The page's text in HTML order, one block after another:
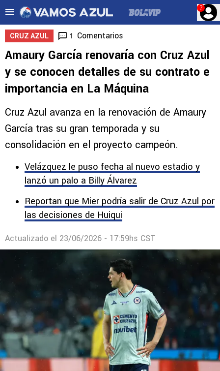
?
CRUZ AZUL 1 Comentarios
Amaury García renovaría con Cruz Azul
y se conocen detalles de su contrato e
importancia en La Máquina
Cruz Azul avanza en la renovación de Amaury
García tras su gran temporada y su
consolidación en el proyecto campeón.
Velázquez le puso fecha al nuevo estadio y
lanzó un palo a Billy Álvarez
Reportan que Mier podría salir de Cruz Azul por
las decisiones de Huiqui
Actualizado el 23/06/2026 - 17:59hs CST